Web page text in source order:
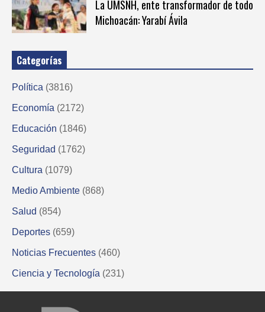
La UMSNH, ente transformador de todo
Michoacán: Yarabí Ávila
Categorías
Política (3816)
Economía (2172)
Educación (1846)
Seguridad (1762)
Cultura (1079)
Medio Ambiente (868)
Salud (854)
Deportes (659)
Noticias Frecuentes (460)
Ciencia y Tecnología (231)